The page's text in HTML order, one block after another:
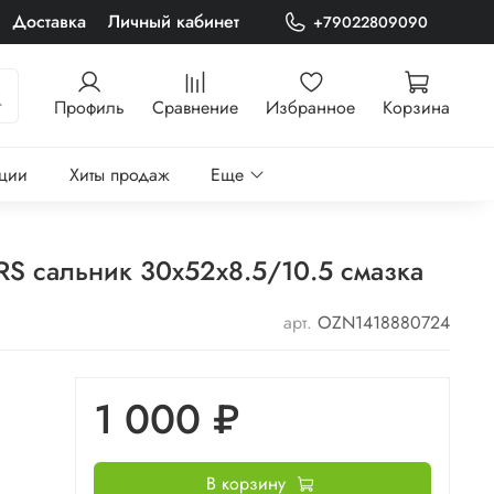
Доставка Личный кабинет +79022809090
Профиль Сравнение Избранное Корзина
Хиты продаж Еще
сальник 30х52х8.5/10.5 смазка
арт. OZN1418880724
1 000 ₽
В корзину